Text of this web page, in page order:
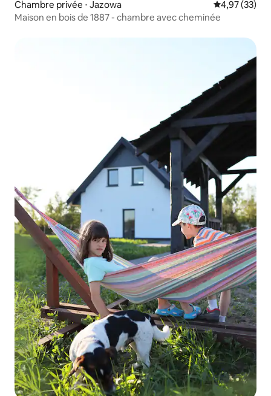
Chambre privée ⋅ Jazowa Évaluation
4,97 (33)
Maison en bois de 1887 - chambre avec cheminée